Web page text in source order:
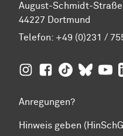
August-Schmidt-
44227 Dortmund
Telefon: +49 (0)231 /
TU Dortmund auf
TU Dortmund
TU TU
Anregungen?
Hinweis geben